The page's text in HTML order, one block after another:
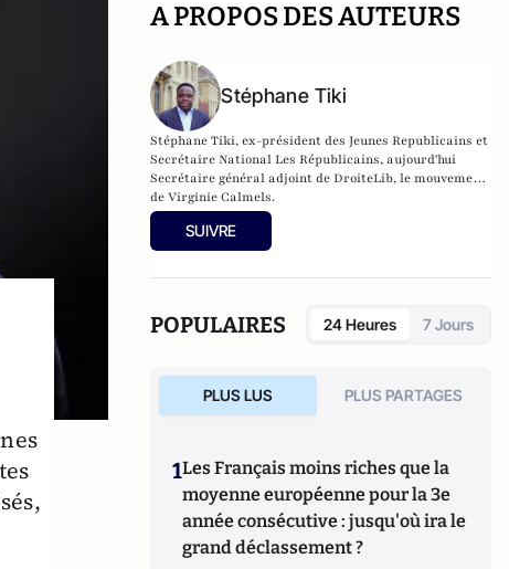
A PROPOS DES AUTEURS
Stéphane Tiki
Stéphane Tiki, ex-président des Jeunes Republicains et
Secrétaire National Les Républicains, aujourd'hui
Secrétaire général adjoint de DroiteLib, le mouvement
de Virginie Calmels.
SUIVRE
POPULAIRES 24 Heures 7 Jours
PLUS LUS PLUS PARTAGES
1Les Français moins riches que la
moyenne européenne pour la 3e
année consécutive : jusqu'où ira le
grand déclassement ?